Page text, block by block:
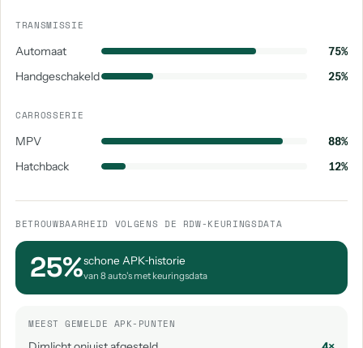
TRANSMISSIE
Automaat
75%
Handgeschakeld
25%
CARROSSERIE
MPV
88%
Hatchback
12%
BETROUWBAARHEID VOLGENS DE RDW-KEURINGSDATA
25%schone APK‑historie
van 8 auto's met keuringsdata
MEEST GEMELDE APK-PUNTEN